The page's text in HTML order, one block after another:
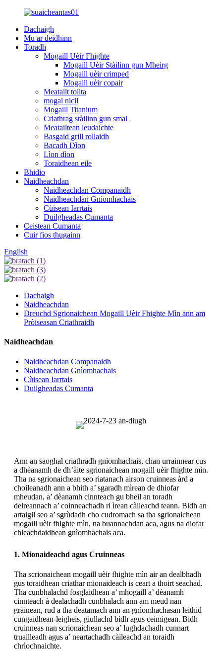
Dachaigh
Mu ar deidhinn
Toradh
Mogaill Uèir Fhighte
Mogaill Uèir Stàilinn gun Mheirg
Mogaill uèir crimped
Mogaill uèir copair
Meatailt tollta
mogal nicil
Mogaill Titanium
Criathrag stàilinn gun smal
Meatailtean leudaichte
Basgaid grill rollaidh
Bacadh Dìon
Lìon dìon
Toraidhean eile
Bhidio
Naidheachdan
Naidheachdan Companaidh
Naidheachdan Gnìomhachais
Cùisean Iarrtais
Duilgheadas Cumanta
Ceistean Cumanta
Cuir fios thugainn
English
Dachaigh
Naidheachdan
Dreuchd Sgrionaichean Mogaill Uèir Fhighte Mìn ann am
Pròiseasan Criathraidh
Naidheachdan
Naidheachdan Companaidh
Naidheachdan Gnìomhachais
Cùisean Iarrtais
Duilgheadas Cumanta
Ann an saoghal criathradh gnìomhachais, chan urrainnear cus
a dhèanamh de dh’àite sgrionaichean mogaill uèir fhighte mìn.
Tha na sgrionaichean seo riatanach airson cruinneas àrd a
choileanadh ann a bhith a’ sgaradh mìrean de dhiofar
mheudan, a’ dèanamh cinnteach gu bheil an toradh
deireannach a’ coinneachadh ri ìrean càileachd teann. Bidh an
artaigil seo a’ sgrùdadh cho cudromach sa tha sgrionaichean
mogaill uèir fhighte mìn, na buannachdan aca, agus na diofar
chleachdaidhean gnìomhachais aca.
1. Mionaideachd agus Cruinneas
Tha scrionaichean mogaill uèir fhighte mìn air an dealbhadh
gus toraidhean criathar mionaideach is ceart a thoirt seachad.
Tha cunbhalachd fosglaidhean a’ mhogaill a’ dèanamh
cinnteach à dealachadh cunbhalach ann am meud nan
gràinean, rud a tha deatamach ann an gnìomhachasan leithid
cungaidhean-leigheis, giullachd bìdh agus ceimigean. Bidh
cruinneas nan scrionaichean seo a’ lughdachadh cunnart
truailleadh agus a’ neartachadh càileachd an toraidh
chrìochnaichte.